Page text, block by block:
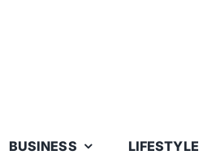
BUSINESS LIFESTYLE